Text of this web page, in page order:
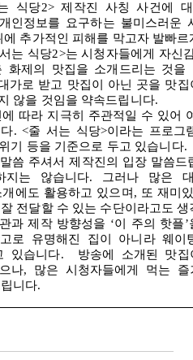
식당2>제작진 사칭 사건에
개인정보를 요구하는 불미스러운
에 추가적인 피해를 막고자 발빠
는 식당2>는 시청자들에게 자신
화제의 맛집을 소개드리는 것
가로 받고 맛집이 아닌 곳을 맛
않을 것임을 약속드립니다.
따라 지극히 주관적일 수 있어
. <줄 서는 식당>이라는 프로그
기 등을 기준으로 두고 있습니다.
씀 주셔서 제작진의 입장 말씀드
는 않습니다.
그러나 많은
에도 활용하고 있으며 , 또 재미
전달할 수 있는 수단이라고도 생
과 제작 방향성을 ‘이 주의 핫플’
로 유명해진 집이 아니라 웨
있습니다. 방송에 소개된 맛
나, 많은 시청자들에게 먹는
니다.